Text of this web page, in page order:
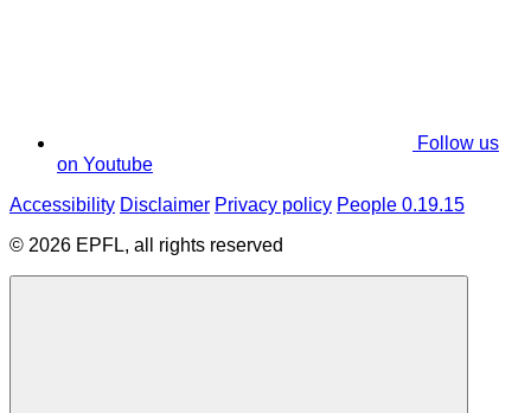
Follow us
on Youtube
Accessibility Disclaimer Privacy policy People 0.19.15
© 2026 EPFL, all rights reserved